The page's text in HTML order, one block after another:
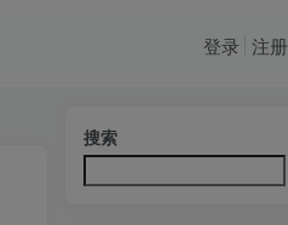
登录 注册
搜索